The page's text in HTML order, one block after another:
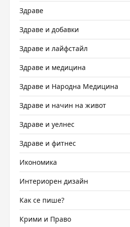
Здраве
Здраве и добавки
Здраве и лайфстайл
Здраве и медицина
Здраве и Народна Медицина
Здраве и начин на живот
Здраве и уелнес
Здраве и фитнес
Икономика
Интериорен дизайн
Как се пише?
Крими и Право